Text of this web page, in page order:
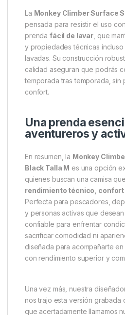
cálidos o como capa base
días más fríos. Su color negro y
convierten en una prenda fácil
pantalones técnicos, shorts o
adaptándose a diversos
funcionalidad.
Durabilidad y fácil
LaMonkey Climber Surface
pensada para resistir el uso
prendafácil de lavar, que
y propiedades técnicas incluso
lavadas. Su construcción
calidad aseguran que podrás
temporada tras temporada, sin
confort.
Una prenda
aventureros y
Black Talla Mes una opción
quienes buscan una camisa
rendimiento técnico, confort